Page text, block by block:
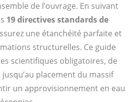
de l’ouvrage. En suivant
19 directives standards de
une étanchéité parfaite et
structurelles. Ce guide
scientifiques obligatoires, de
placement du massif
un approvisionnement en eau